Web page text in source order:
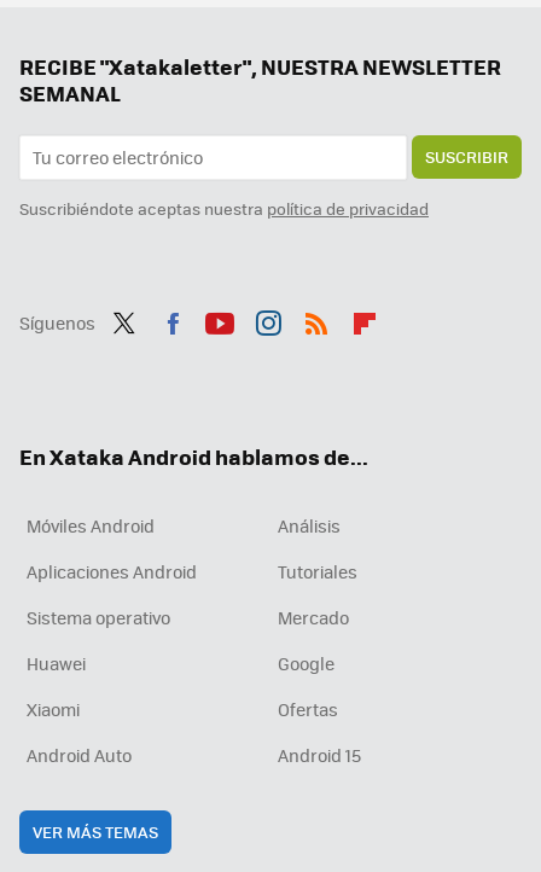
RECIBE "Xatakaletter", NUESTRA NEWSLETTER
SEMANAL
SUSCRIBIR
Suscribiéndote aceptas nuestra política de privacidad
Síguenos
En Xataka Android hablamos de...
Móviles Android
Análisis
Aplicaciones Android
Tutoriales
Sistema operativo
Mercado
Huawei
Google
Xiaomi
Ofertas
Android Auto
Android 15
VER MÁS TEMAS